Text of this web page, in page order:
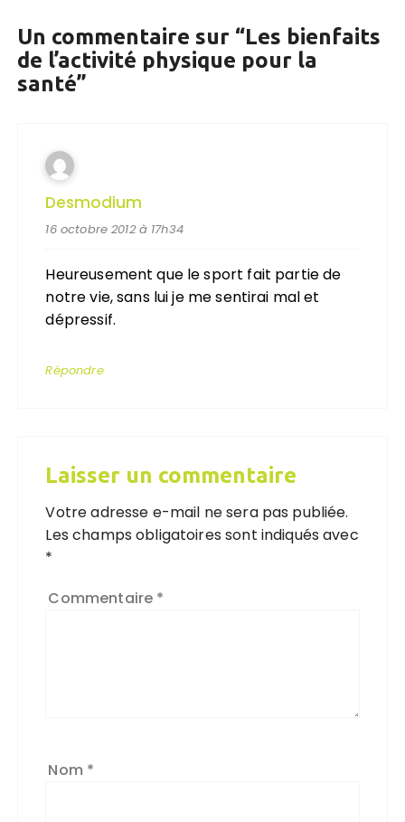
Un commentaire sur “Les bienfaits
de l’activité physique pour la
santé”
Desmodium
16 octobre 2012 à 17h34
Heureusement que le sport fait partie de
notre vie, sans lui je me sentirai mal et
dépressif.
Répondre
Laisser un commentaire
Votre adresse e-mail ne sera pas publiée.
Les champs obligatoires sont indiqués avec
*
Commentaire *
Nom *